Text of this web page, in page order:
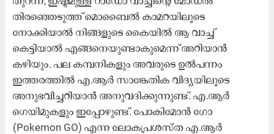
തിരഞ്ഞെടുത്ത് ​മൊബൈൽ കാമറയിലൂടെ
നോക്കിയാൽ നിങ്ങളുടെ കൈയിൽ ആ വാച്ച്
കെട്ടിയാൽ എങ്ങനെയുണ്ടാകുമെന്ന് അറിയാൻ
കഴിയും. പല കമ്പനികളും അവരുടെ ഉൽപന്നം
ഇത്തരത്തിൽ എ.ആർ സാ​ങ്കേതിക വിദ്യയിലൂടെ
അനുഭവിച്ചറിയാൻ അനുവദിക്കുന്നുണ്ട്. എ.ആർ
ഗെയിമുകളും ഇപ്പോഴുണ്ട്. പോകിമോൻ ഗോ
(Pokemon GO) എന്ന ലോകപ്രശസ്ത എ.ആർ